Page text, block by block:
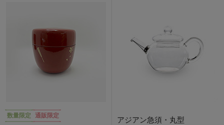
数量限定 通販限定
アジアン急須・丸型